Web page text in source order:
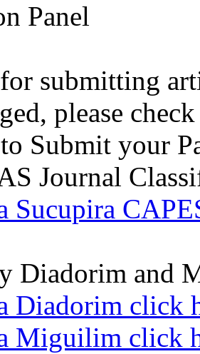
Panel
submitting
please
Submit your
Journal
Sucupira
Diadorim and
Diadorim click
Miguilim click